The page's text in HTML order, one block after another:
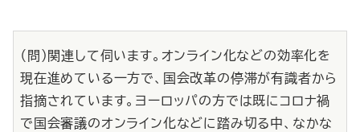
（問）関連して伺います。オンライン化などの効率化を
現在進めている一方で、国会改革の停滞が有識者から
指摘されています。ヨーロッパの方では既にコロナ禍
で国会審議のオンライン化などに踏み切る中、なかな